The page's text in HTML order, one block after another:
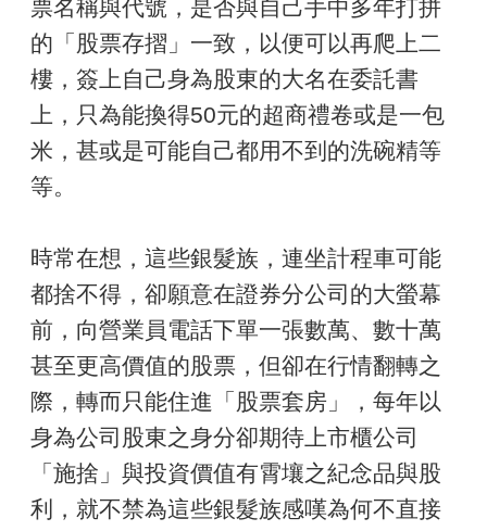
票名稱與代號，是否與自己手中多年打拼
的「股票存摺」一致，以便可以再爬上二
樓，簽上自己身為股東的大名在委託書
上，只為能換得50元的超商禮卷或是一包
米，甚或是可能自己都用不到的洗碗精等
等。
時常在想，這些銀髮族，連坐計程車可能
都捨不得，卻願意在證券分公司的大螢幕
前，向營業員電話下單一張數萬、數十萬
甚至更高價值的股票，但卻在行情翻轉之
際，轉而只能住進「股票套房」，每年以
身為公司股東之身分卻期待上市櫃公司
「施捨」與投資價值有霄壤之紀念品與股
利，就不禁為這些銀髮族感嘆為何不直接